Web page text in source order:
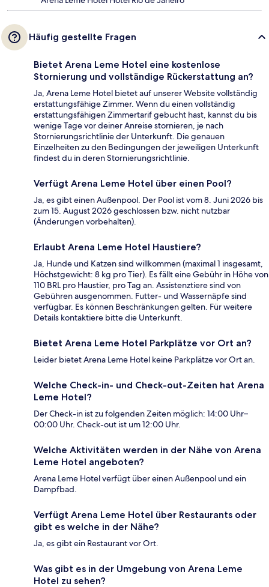
Häufig gestellte Fragen
Bietet Arena Leme Hotel eine kostenlose
Stornierung und vollständige Rückerstattung an?
Ja, Arena Leme Hotel bietet auf unserer Website vollständig
erstattungsfähige Zimmer. Wenn du einen vollständig
erstattungsfähigen Zimmertarif gebucht hast, kannst du bis
wenige Tage vor deiner Anreise stornieren, je nach
Stornierungsrichtlinie der Unterkunft. Die genauen
Einzelheiten zu den Bedingungen der jeweiligen Unterkunft
findest du in deren Stornierungsrichtlinie.
Verfügt Arena Leme Hotel über einen Pool?
Ja, es gibt einen Außenpool. Der Pool ist vom 8. Juni 2026 bis
zum 15. August 2026 geschlossen bzw. nicht nutzbar
(Änderungen vorbehalten).
Erlaubt Arena Leme Hotel Haustiere?
Ja, Hunde und Katzen sind willkommen (maximal 1 insgesamt,
Höchstgewicht: 8 kg pro Tier). Es fällt eine Gebühr in Höhe von
110 BRL pro Haustier, pro Tag an. Assistenztiere sind von
Gebühren ausgenommen. Futter- und Wassernäpfe sind
verfügbar. Es können Beschränkungen gelten. Für weitere
Details kontaktiere bitte die Unterkunft.
Bietet Arena Leme Hotel Parkplätze vor Ort an?
Leider bietet Arena Leme Hotel keine Parkplätze vor Ort an.
Welche Check-in- und Check-out-Zeiten hat Arena
Leme Hotel?
Der Check-in ist zu folgenden Zeiten möglich: 14:00 Uhr–
00:00 Uhr. Check-out ist um 12:00 Uhr.
Welche Aktivitäten werden in der Nähe von Arena
Leme Hotel angeboten?
Arena Leme Hotel verfügt über einen Außenpool und ein
Dampfbad.
Verfügt Arena Leme Hotel über Restaurants oder
gibt es welche in der Nähe?
Ja, es gibt ein Restaurant vor Ort.
Was gibt es in der Umgebung von Arena Leme
Hotel zu sehen?